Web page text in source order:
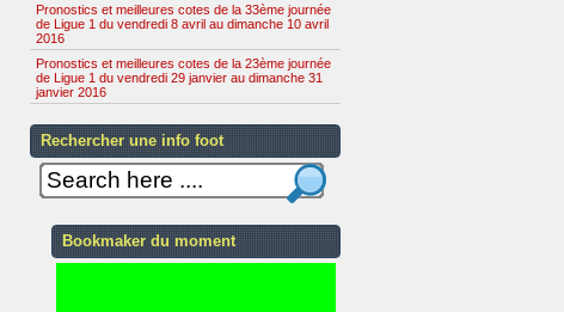
Pronostics et meilleures cotes de la 33ème journée
de Ligue 1 du vendredi 8 avril au dimanche 10 avril
2016
Pronostics et meilleures cotes de la 23ème journée
de Ligue 1 du vendredi 29 janvier au dimanche 31
janvier 2016
Rechercher une info foot
Bookmaker du moment